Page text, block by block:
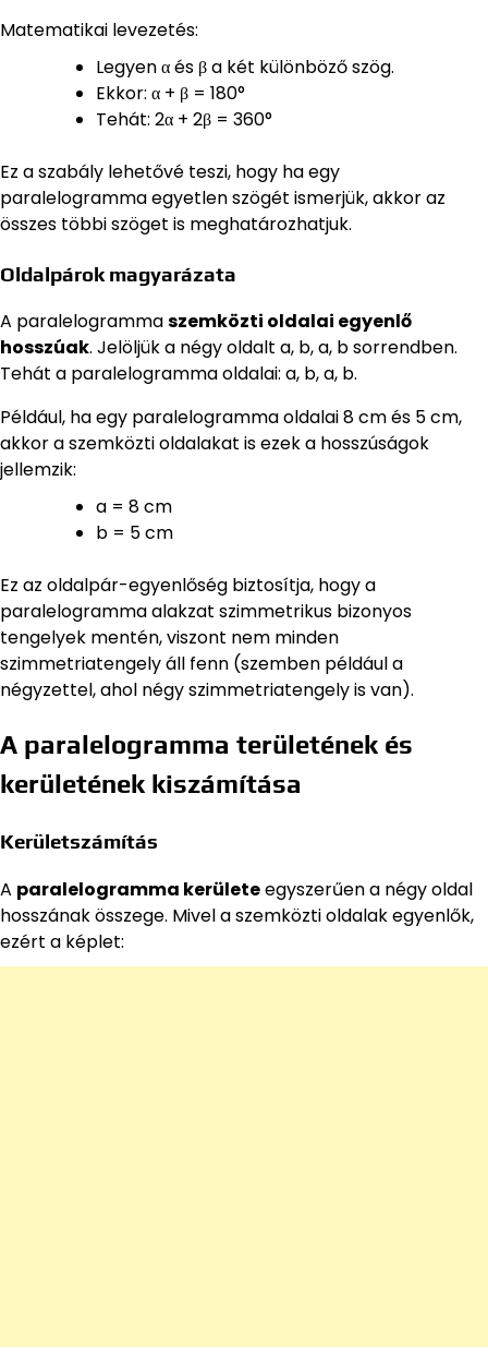
Matematikai levezetés:
Legyen α és β a két különböző szög.
Ekkor: α + β = 180°
Tehát: 2α + 2β = 360°
Ez a szabály lehetővé teszi, hogy ha egy
paralelogramma egyetlen szögét ismerjük, akkor az
összes többi szöget is meghatározhatjuk.
Oldalpárok magyarázata
A paralelogrammaszemközti oldalai egyenlő
hosszúak. Jelöljük a négy oldalt a, b, a, b sorrendben.
Tehát a paralelogramma oldalai: a, b, a, b.
Például, ha egy paralelogramma oldalai 8 cm és 5 cm,
akkor a szemközti oldalakat is ezek a hosszúságok
jellemzik:
a = 8 cm
b = 5 cm
Ez az oldalpár-egyenlőség biztosítja, hogy a
paralelogramma alakzat szimmetrikus bizonyos
tengelyek mentén, viszont nem minden
szimmetriatengely áll fenn (szemben például a
négyzettel, ahol négy szimmetriatengely is van).
A paralelogramma területének és
kerületének kiszámítása
Kerületszámítás
A paralelogramma kerületeegyszerűen a négy oldal
hosszának összege. Mivel a szemközti oldalak egyenlők,
ezért a képlet: